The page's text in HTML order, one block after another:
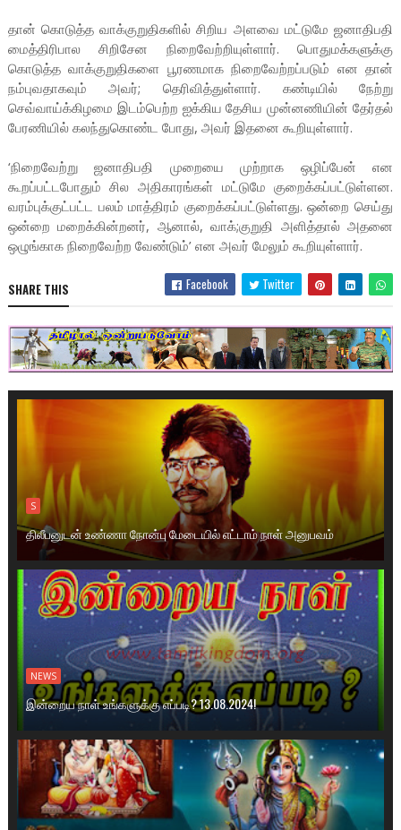
தான் கொடுத்த வாக்குறுதிகளில் சிறிய அளவை மட்டுமே ஜனாதிபதி
மைத்திரிபால சிறிசேன நிறைவேற்றியுள்ளார். பொதுமக்களுக்கு
கொடுத்த வாக்குறுதிகளை பூரணமாக நிறைவேற்றப்படும் என தான்
நம்புவதாகவும் அவர்; தெரிவித்துள்ளார். கண்டியில் நேற்று
செவ்வாய்க்கிழமை இடம்பெற்ற ஐக்கிய தேசிய முன்னணியின் தேர்தல்
பேரணியில் கலந்துகொண்ட போது, அவர் இதனை கூறியுள்ளார்.
‘நிறைவேற்று ஜனாதிபதி முறையை முற்றாக ஒழிப்பேன் என
கூறப்பட்டபோதும் சில அதிகாரங்கள் மட்டுமே குறைக்கப்பட்டுள்ளன.
வரம்புக்குட்பட்ட பலம் மாத்திரம் குறைக்கப்பட்டுள்ளது. ஒன்றை செய்து
ஒன்றை மறைக்கின்றனர், ஆனால், வாக்;குறுதி அளித்தால் அதனை
ஒழுங்காக நிறைவேற்ற வேண்டும்’ என அவர் மேலும் கூறியுள்ளார்.
SHARE THIS Facebook Twitter
S
திலீபனுடன் உண்ணா நோன்பு மேடையில் எட்டாம் நாள் அனுபவம்
NEWS
இன்றைய நாள் உங்களுக்கு எப்படி? 13.08.2024!